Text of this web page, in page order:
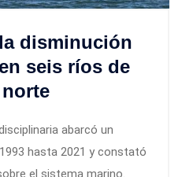
disminución
seis ríos de
abarcó un
hasta 2021 y constató
el sistema marino.